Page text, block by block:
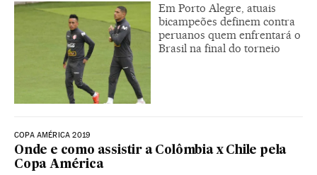
Em Porto Alegre, atuais
bicampeões definem contra
peruanos quem enfrentará o
Brasil na final do torneio
COPA AMÉRICA 2019
Onde e como assistir a Colômbia x Chile pela
Copa América